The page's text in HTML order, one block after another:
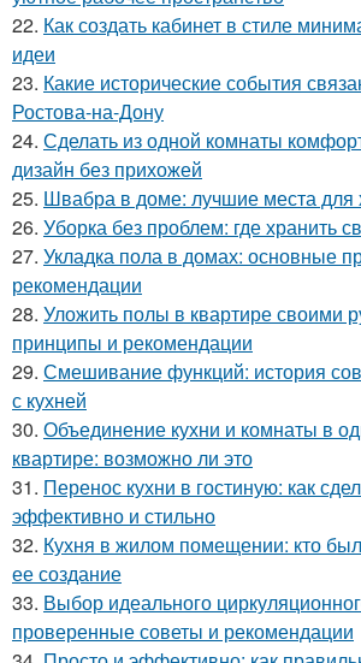
22. Как создать кабинет в стиле
идеи
23. Какие исторические события
Ростова-на-Дону
24. Сделать из одной комнаты
дизайн без прихожей
25. Швабра в доме: лучшие места для
26. Уборка без проблем: где хранить
27. Укладка пола в домах: основные
рекомендации
28. Уложить полы в квартире своими
принципы и рекомендации
29. Смешивание функций: история
с кухней
30. Объединение кухни и комнаты в
квартире: возможно ли это
31. Перенос кухни в гостиную: как
эффективно и стильно
32. Кухня в жилом помещении: кто был
ее создание
33. Выбор идеального
проверенные советы и рекомендации